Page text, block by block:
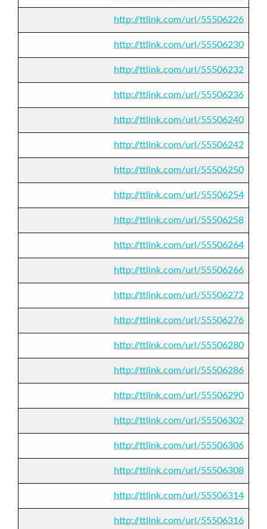
http://ttlink.com/url/55506226
http://ttlink.com/url/55506230
http://ttlink.com/url/55506232
http://ttlink.com/url/55506236
http://ttlink.com/url/55506240
http://ttlink.com/url/55506242
http://ttlink.com/url/55506250
http://ttlink.com/url/55506254
http://ttlink.com/url/55506258
http://ttlink.com/url/55506264
http://ttlink.com/url/55506266
http://ttlink.com/url/55506272
http://ttlink.com/url/55506276
http://ttlink.com/url/55506280
http://ttlink.com/url/55506286
http://ttlink.com/url/55506290
http://ttlink.com/url/55506302
http://ttlink.com/url/55506306
http://ttlink.com/url/55506308
http://ttlink.com/url/55506314
http://ttlink.com/url/55506316